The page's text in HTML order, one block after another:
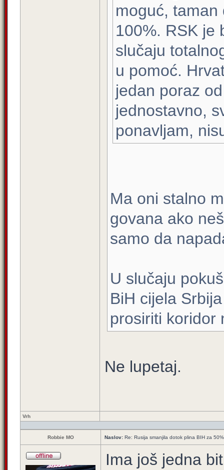
moguć,
100%. RSK je
slučaju
u pomoć.
jedan poraz
jednostavno,
ponavljam,
Ma oni stalno
govana ako
samo da
U slučaju
BiH cijela
prosiriti koridor
Ne lupetaj.
Vrh
Robbie MO Naslov: Re: Rusija smanjila dotok plina BIH za 50%
Ima još jedna